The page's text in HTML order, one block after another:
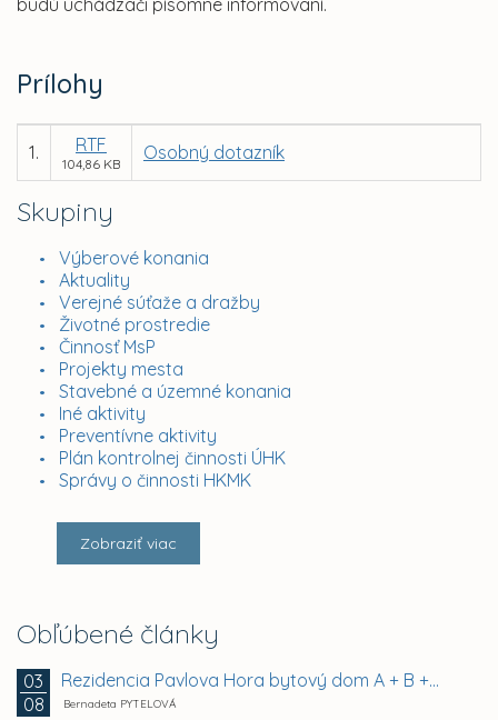
Skupiny
Výberové konania
Aktuality
Verejné súťaže a dražby
Životné prostredie
Činnosť MsP
Projekty mesta
Stavebné a územné konania
Iné aktivity
Preventívne aktivity
Plán kontrolnej činnosti ÚHK
Správy o činnosti HKMK
Zobraziť viac
Obľúbené články
03
08
Rezidencia Pavlova Hora bytový dom A + B +...
Bernadeta PYTELOVÁ
Prílohy
1. RTF
104,86 KB
Osobný dotazník